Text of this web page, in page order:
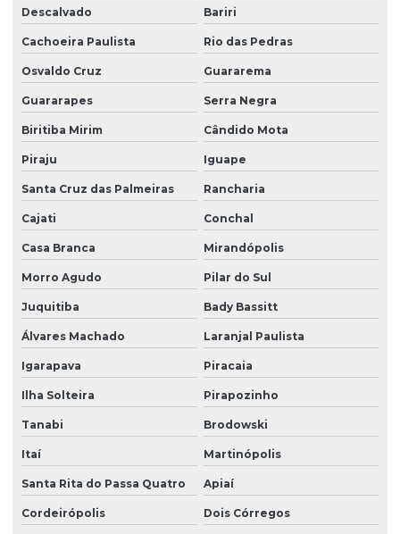
Descalvado Bariri
Cachoeira Paulista Rio das Pedras
Osvaldo Cruz Guararema
Guararapes Serra Negra
Biritiba Mirim Cândido Mota
Piraju Iguape
Santa Cruz das Palmeiras Rancharia
Cajati Conchal
Casa Branca Mirandópolis
Morro Agudo Pilar do Sul
Juquitiba Bady Bassitt
Álvares Machado Laranjal Paulista
Igarapava Piracaia
Ilha Solteira Pirapozinho
Tanabi Brodowski
Itaí Martinópolis
Santa Rita do Passa Quatro Apiaí
Cordeirópolis Dois Córregos